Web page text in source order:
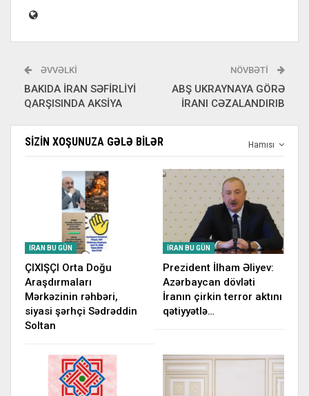
ƏVVƏLKI
BAKIDA İRAN SƏFİRLİYİ
QARŞISINDA AKSİYA
NÖVBƏTI
ABŞ UKRAYNAYA GÖRƏ
İRANI CƏZALANDIRIB
Hamısı
SIZIN XOŞUNUZA GƏLƏ BILƏR
İRAN BU GÜN
ÇIXIŞÇI Orta Doğu
Araşdırmaları
Mərkəzinin rəhbəri,
siyasi şərhçi Sədrəddin
Soltan
İRAN BU GÜN
Prezident İlham Əliyev:
Azərbaycan dövləti
İranın çirkin terror aktını
qətiyyətlə…